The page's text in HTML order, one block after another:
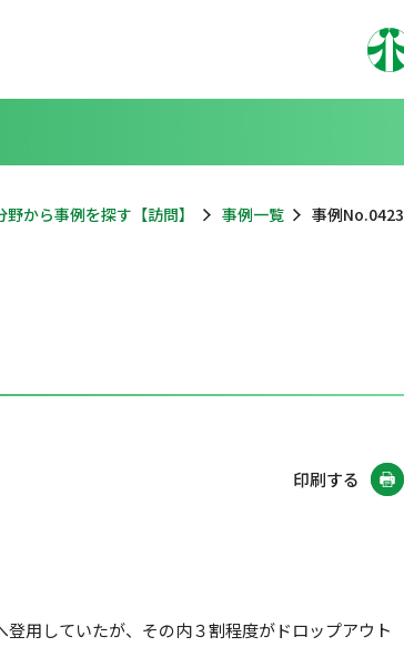
野から事例を探す【訪問】 事例一覧 事例No.0423
印刷する
用していたが、その内３割程度がドロップアウト